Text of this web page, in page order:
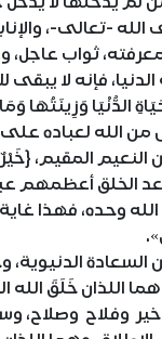
-تعالى-،
ثواب
فإنه لا يبقى
لعباده على
المقيم،
الخلق أعظمهم
وحده، فهذا
الدنيوية،
اللذان خَلَقَ
وفلاح وصلاح،